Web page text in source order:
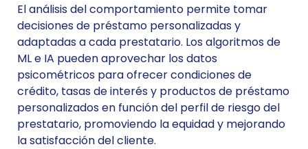
El análisis del comportamiento permite tomar
decisiones de préstamo personalizadas y
adaptadas a cada prestatario. Los algoritmos de
ML e IA pueden aprovechar los datos
psicométricos para ofrecercondicionesde
crédito, tasas de interés y productos de préstamo
personalizados en función del perfil de riesgo del
prestatario, promoviendo la equidad y mejorando
la satisfacción del cliente.